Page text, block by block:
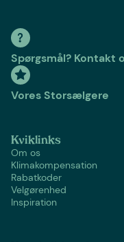
Spørgsmål? Kontakt
Vores Storsælgere
Kviklinks
Om os
Klimakompensation
Rabatkoder
Velgørenhed
Inspiration